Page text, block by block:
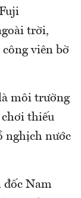
trời,
viên bờ
môi trường
thiếu
nghịch nước
đốc Nam